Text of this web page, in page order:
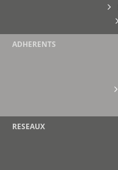
ADHERENTS
RESEAUX